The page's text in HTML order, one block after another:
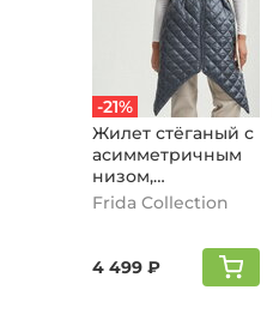
-21%
Жилет стёганый с
асимметричным
низом,
графитовый
Frida Collection
4 499 ₽